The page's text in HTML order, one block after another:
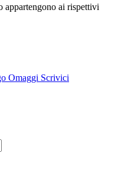
appartengono ai rispettivi
Omaggi Scrivici